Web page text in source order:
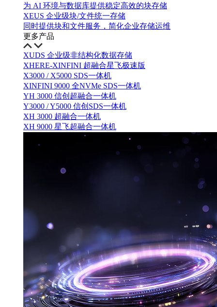
为 AI 环境与数据库提供稳定高效的块存储
XEUS 企业级块/文件统一存储
同时提供块和文件服务，简化企业存储运维
更多产品
XUDS 企业级非结构化数据存储
XHERE-XINFINI 超融合星飞极速版
X3000 / X5000 SDS一体机
XINFINI 9000 全NVMe SDS一体机
YH 3000 信创超融合一体机
Y3000 / Y5000 信创SDS一体机
XH 3000 超融合一体机
XH 9000 星飞超融合一体机